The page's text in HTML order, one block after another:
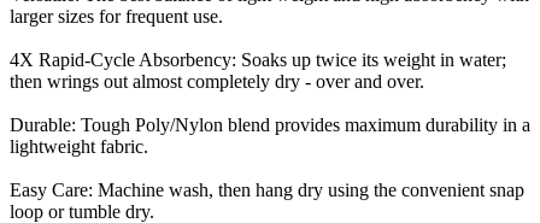
larger sizes for frequent use.
4X Rapid-Cycle Absorbency: Soaks up twice its weight in water;
then wrings out almost completely dry - over and over.
Durable: Tough Poly/Nylon blend provides maximum durability in a
lightweight fabric.
Easy Care: Machine wash, then hang dry using the convenient snap
loop or tumble dry.